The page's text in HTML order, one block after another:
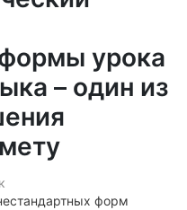
урока
– один из
форм